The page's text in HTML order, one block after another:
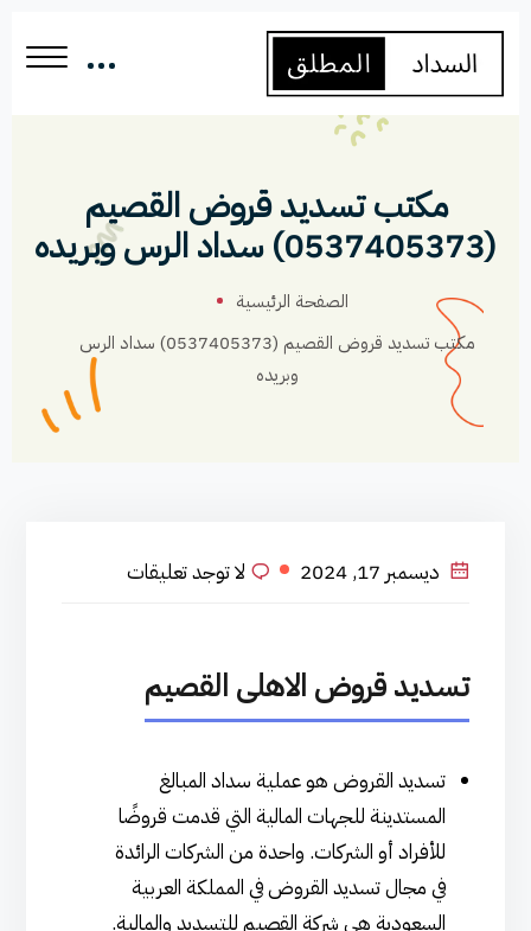
مكتب تسديد قروض القصيم
(0537405373) سداد الرس وبريده
الصفحة الرئيسية
مكتب تسديد قروض القصيم (0537405373) سداد الرس
وبريده
ديسمبر 17, 2024 لا توجد تعليقات
تسديد قروض الاهلى القصيم
تسديد القروض هو عملية سداد المبالغ
المستدينة للجهات المالية التي قدمت قروضًا
للأفراد أو الشركات. واحدة من الشركات الرائدة
في مجال تسديد القروض في المملكة العربية
السعودية هي شركة القصيم للتسديد والمالية.